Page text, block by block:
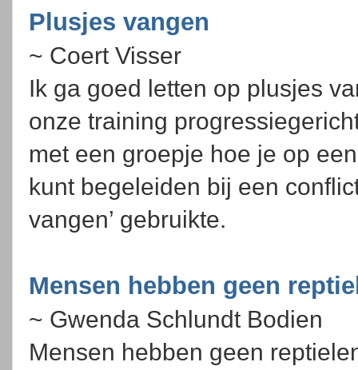
Plusjes vangen
~ Coert Visser
Ik ga goed letten op plusjes
onze training
met een groepje hoe je op
kunt begeleiden bij een
vangen’ gebruikte.
Mensen hebben geen
~ Gwenda Schlundt Bodien
Mensen hebben geen